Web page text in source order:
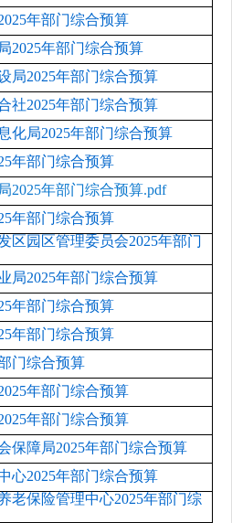
年部门综合预算
2025年部门综合预算
局2025年部门综合预算
社2025年部门综合预算
化局2025年部门综合预算
年部门综合预算
2025年部门综合预算.pdf
年部门综合预算
区园区管理委员会2025年部门
局2025年部门综合预算
年部门综合预算
年部门综合预算
门综合预算
年部门综合预算
年部门综合预算
保障局2025年部门综合预算
心2025年部门综合预算
老保险管理中心2025年部门综